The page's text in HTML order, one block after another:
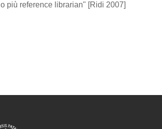
o più reference librarian" [Ridi 2007]